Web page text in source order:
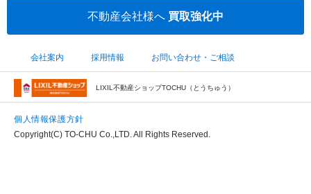
不動産会社様へ 買取強化中
会社案内 採用情報 お問い合わせ・ご相談
LIXIL不動産ショップTOCHU（とうちゅう）
個人情報保護方針
Copyright(C) TO-CHU Co.,LTD. All Rights Reserved.